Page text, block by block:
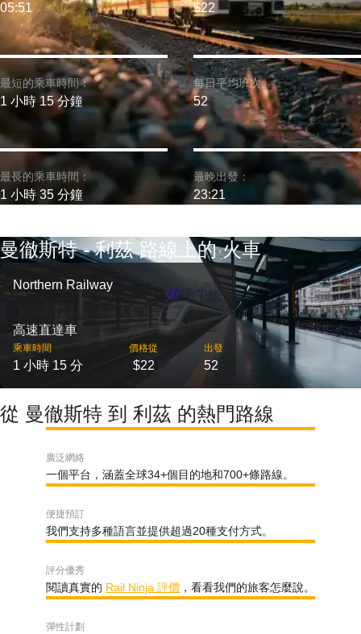
最短的乘車時間：
1 小時 15 分鐘
05:51
最長的乘車時間：
1 小時 35 分鐘
$22
每日平均班次:
52
最晚出發：
23:21
曼徹斯特 - 利茲 路線上的 火車
Northern Railway
高速直達車
乘車時間
1 小時 15 分
價格從
$22
出發
52
從 曼徹斯特 到 利茲 的熱門路線
廣泛網絡
一個平台，涵蓋全球34+個目的地和700+條路線。
便捷預訂
我們支持多種語言並提供超過20種支付方式。
評分優秀
閱讀真實的 Rail Ninja 評價 ，看看我們的旅客怎麼說。
彈性計劃